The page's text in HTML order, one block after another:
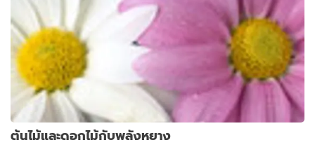
ต้นไม้และดอกไม้กับพลังหยาง